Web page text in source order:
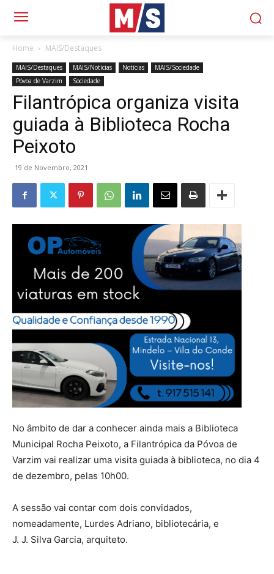
Home MAIS/Destaques
MAIS/Destaques MAIS/Notícias Notícias
MAIS/Sociedade
Póvoa de Varzim
Sociedade
Filantrópica organiza visita
guiada à Biblioteca Rocha
Peixoto
19 de Novembro, 2021
No âmbito de dar a conhecer ainda mais a Biblioteca
Municipal Rocha Peixoto, a Filantrópica da Póvoa de
Varzim vai realizar uma visita guiada à biblioteca, no dia 4
de dezembro, pelas 10h00.
A sessão vai contar com dois convidados,
nomeadamente, Lurdes Adriano, bibliotecária, e
J. J. Silva Garcia, arquiteto.